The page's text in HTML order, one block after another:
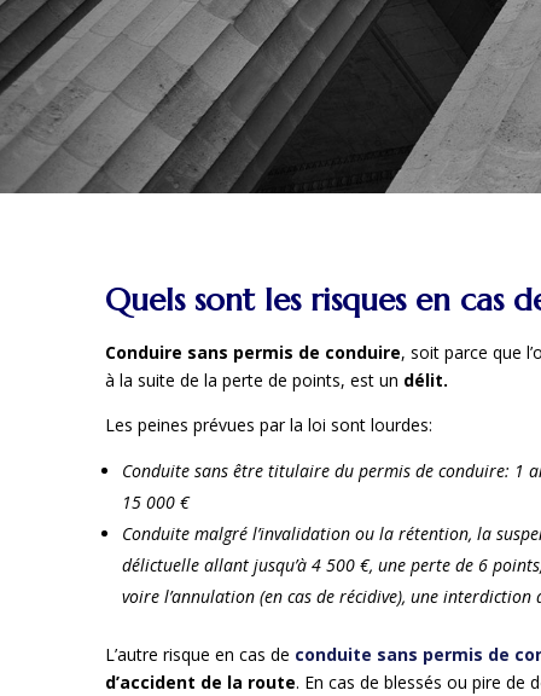
Quels sont les risques en cas
Conduire sans permis de conduire, soit parce que
à la suite de la perte de points, est un délit.
Les peines prévues par la loi sont lourdes:
Conduite sans être titulaire du permis de conduire: 1
15 000 €
Conduite malgré l’invalidation ou la rétention, la
délictuelle allant jusqu’à 4 500 €, une perte de 6
voire l’annulation (en cas de récidive), une interdiction
L’autre risque en cas de conduite sans permis de
d’accident de la route. En cas de blessés ou pire de